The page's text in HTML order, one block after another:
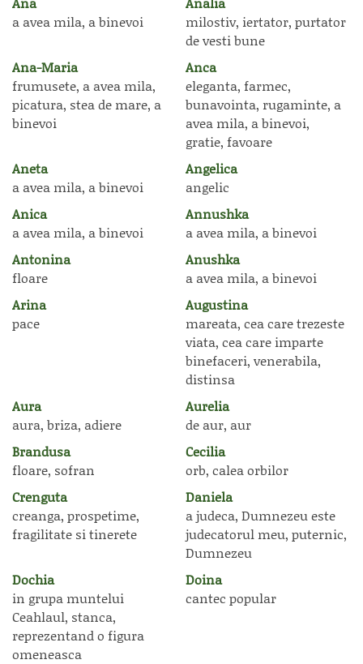
a avea mila, a binevoi
milostiv, iertator, purtator
de vesti bune
Ana-Maria
frumusete, a avea mila,
picatura, stea de mare, a
binevoi
Anca
eleganta, farmec,
bunavointa, rugaminte, a
avea mila, a binevoi,
gratie, favoare
Aneta
a avea mila, a binevoi
Angelica
angelic
Anica
a avea mila, a binevoi
Annushka
a avea mila, a binevoi
Antonina
floare
Anushka
a avea mila, a binevoi
Arina
pace
Augustina
mareata, cea care trezeste
viata, cea care imparte
binefaceri, venerabila,
distinsa
Aura
aura, briza, adiere
Aurelia
de aur, aur
Brandusa
floare, sofran
Cecilia
orb, calea orbilor
Crenguta
creanga, prospetime,
fragilitate si tinerete
Daniela
a judeca, Dumnezeu este
judecatorul meu, puternic,
Dumnezeu
Dochia
in grupa muntelui
Ceahlaul, stanca,
reprezentand o figura
omeneasca
Doina
cantec popular